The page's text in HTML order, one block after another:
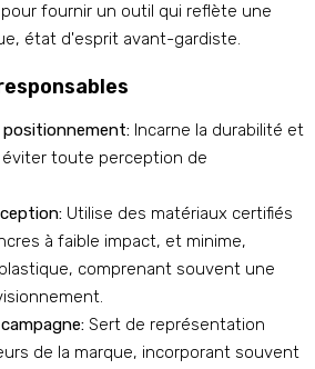
fournir un outil qui reflète une
état d'esprit avant-gardiste.
positionnement: Incarne la durabilité et
éviter toute perception de
Utilise des matériaux certifiés
à faible impact, et minime,
comprenant souvent une
Sert de représentation
de la marque, incorporant souvent